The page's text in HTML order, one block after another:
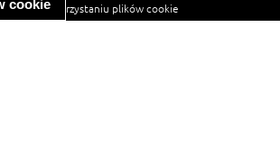
cookieo wykorzystaniu plików cookie